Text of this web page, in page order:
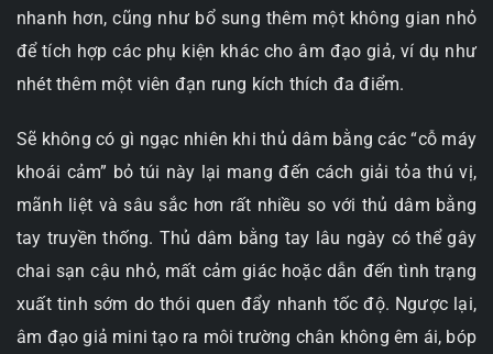
nhanh hơn, cũng như bổ sung thêm một không gian nhỏ
để tích hợp các phụ kiện khác cho âm đạo giả, ví dụ như
nhét thêm một viên đạn rung kích thích đa điểm.
Sẽ không có gì ngạc nhiên khi thủ dâm bằng các “cỗ máy
khoái cảm” bỏ túi này lại mang đến cách giải tỏa thú vị,
mãnh liệt và sâu sắc hơn rất nhiều so với thủ dâm bằng
tay truyền thống. Thủ dâm bằng tay lâu ngày có thể gây
chai sạn cậu nhỏ, mất cảm giác hoặc dẫn đến tình trạng
xuất tinh sớm do thói quen đẩy nhanh tốc độ. Ngược lại,
âm đạo giả mini tạo ra môi trường chân không êm ái, bóp